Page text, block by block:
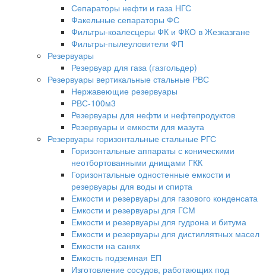
Сепараторы нефти и газа НГС
Факельные сепараторы ФС
Фильтры-коалесцеры ФК и ФКО в Жезказгане
Фильтры-пылеуловители ФП
Резервуары
Резервуар для газа (газгольдер)
Резервуары вертикальные стальные РВС
Нержавеющие резервуары
РВС-100м3
Резервуары для нефти и нефтепродуктов
Резервуары и емкости для мазута
Резервуары горизонтальные стальные РГС
Горизонтальные аппараты с коническими
неотбортованными днищами ГКК
Горизонтальные одностенные емкости и
резервуары для воды и спирта
Емкости и резервуары для газового конденсата
Емкости и резервуары для ГСМ
Емкости и резервуары для гудрона и битума
Емкости и резервуары для дистиллятных масел
Емкости на санях
Емкость подземная ЕП
Изготовление сосудов, работающих под